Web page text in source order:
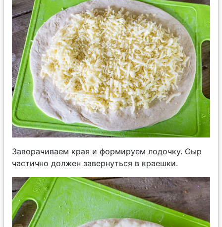
Заворачиваем края и формируем лодочку. Сыр
частично должен завернуться в краешки.